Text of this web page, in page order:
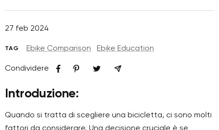
27 feb 2024
TAG Ebike Comparison Ebike Education
Condividere
Introduzione:
Quando si tratta di scegliere una bicicletta, ci sono molti
fattori da considerare. Una decisione cruciale è se